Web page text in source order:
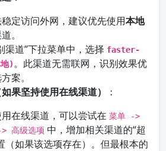
定访问外网，建议优先使用本地
。
渠道”下拉菜单中，选择 faster-
)。此渠道无需联网，识别效果优
案。
果坚持使用在线渠道）
：
在线渠道，可以尝试在 菜单 ->
高级选项 中，增加相关渠道的“超
（如果该选项存在）。但最根本的